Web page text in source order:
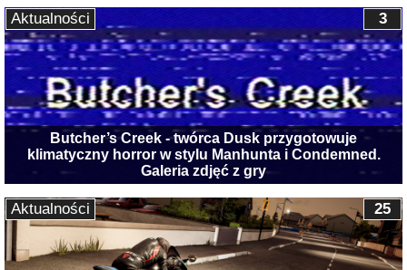
Butcher’s Creek - twórca Dusk przygotowuje
klimatyczny horror w stylu Manhunta i Condemned.
Galeria zdjęć z gry
3
Aktualności
25
Aktualności